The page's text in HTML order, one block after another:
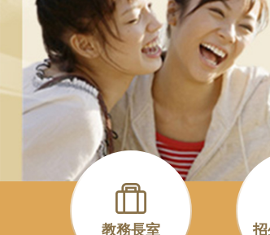
教務長室